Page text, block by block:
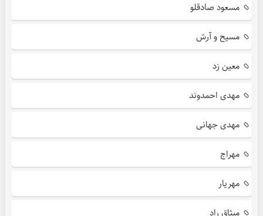
مسعود صادقلو
مسیح و آرش
معین زد
مهدی احمدوند
مهدی جهانی
مهراج
مهریار
میثاق راد